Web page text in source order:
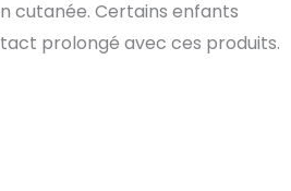
cutanée. Certains enfants
prolongé avec ces produits.